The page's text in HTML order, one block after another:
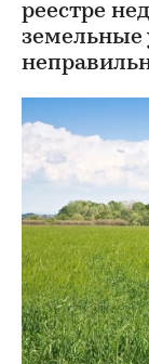
реестре
земельные